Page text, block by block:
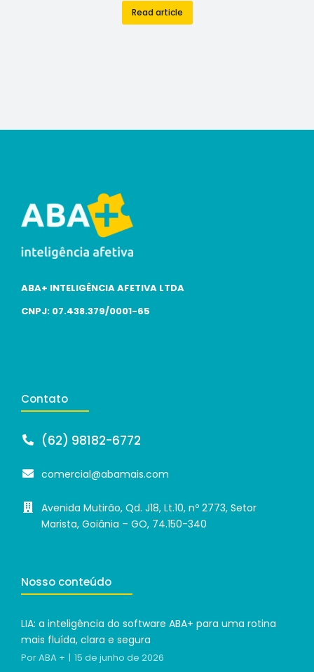
Read article
ABA+ INTELIGÊNCIA AFETIVA LTDA
CNPJ: 07.438.379/0001-65
Contato
(62) 98182-6772
comercial@abamais.com
Avenida Mutirão, Qd. J18, Lt.10, nº 2773, Setor
Marista, Goiânia – GO, 74.150-340
Nosso conteúdo
LIA: a inteligência do software ABA+ para uma rotina
mais fluída, clara e segura
PorABA + 15 de junho de 2026